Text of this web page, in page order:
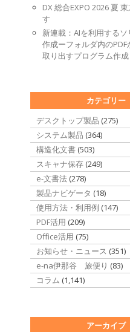
DX 総合EXPO 2026 夏
す
新連載：AIを利用する
作成ーフォルダ内のPDF
取り出すプログラム作成
カテゴリー
デスクトップ製品 (275)
システム製品 (364)
構造化文書 (503)
スキャナ保存 (249)
e-文書法 (278)
製品ナビゲータ (18)
使用方法・利用例 (147)
PDF活用 (209)
Office活用 (75)
お知らせ・ニュース (351)
e-na伊那谷 旅便り (83)
コラム (1,141)
アーカイブ